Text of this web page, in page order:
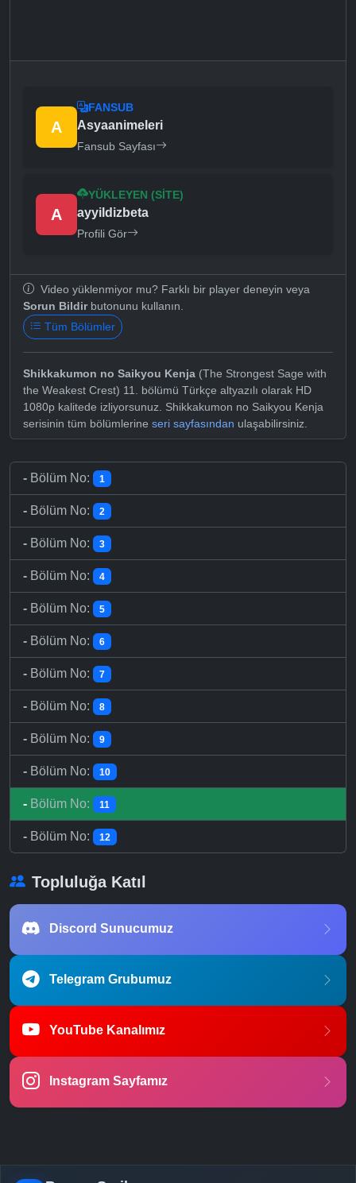
A
FANSUB
Asyaanimeleri
Fansub Sayfası
A
YÜKLEYEN (SITE)
ayyildizbeta
Profili Gör
Video yüklenmiyor mu? Farklı bir player deneyin veya
Sorun Bildirbutonunu kullanın.
Tüm Bölümler
Shikkakumon no Saikyou Kenja (The Strongest Sage with
the Weakest Crest) 11. bölümü Türkçe altyazılı olarak HD
1080p kalitede izliyorsunuz. Shikkakumon no Saikyou Kenja
serisinin tüm bölümlerine seri sayfasından ulaşabilirsiniz.
- Bölüm No: 1
- Bölüm No: 2
- Bölüm No: 3
- Bölüm No: 4
- Bölüm No: 5
- Bölüm No: 6
- Bölüm No: 7
- Bölüm No: 8
- Bölüm No: 9
- Bölüm No: 10
- Bölüm No: 11
- Bölüm No: 12
Topluluğa Katıl
Discord Sunucumuz
Telegram Grubumuz
YouTube Kanalımız
Instagram Sayfamız